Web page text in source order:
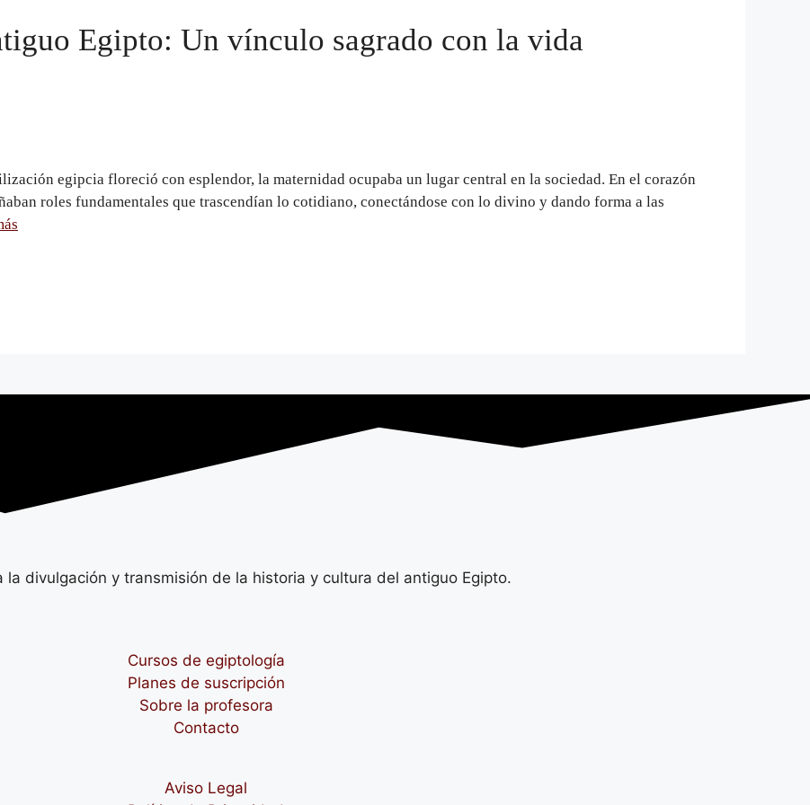
Egipto: Un vínculo sagrado con la vida
egipcia floreció con esplendor, la maternidad ocupaba un lugar central en la sociedad. En el corazón
roles fundamentales que trascendían lo cotidiano, conectándose con lo divino y dando forma a las
divulgación y transmisión de la historia y cultura del antiguo Egipto.
Cursos de egiptología
Planes de suscripción
Sobre la profesora
Contacto
Aviso Legal